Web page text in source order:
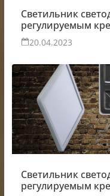
Светильник
регулируемым
20.04.2023
Светильник
регулируемым